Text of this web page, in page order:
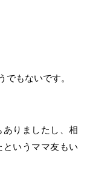
もないです。
りましたし、相
いうママ友もい